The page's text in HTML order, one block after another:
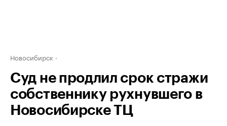
Новосибирск
Суд не продлил срок стражи
собственнику рухнувшего в
Новосибирске ТЦ